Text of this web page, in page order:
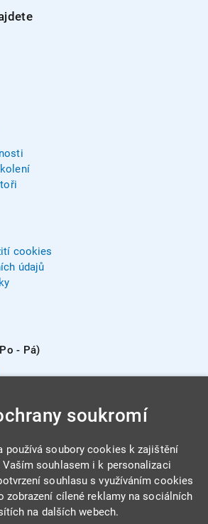
cookies
údajů
- Pá)
s.r.o.
soukromí
používá soubory cookies k zajištění
souhlasem i k personalizaci
souhlasu s využíváním cookies
zobrazení cílené reklamy na sociálních
na dalších webech.